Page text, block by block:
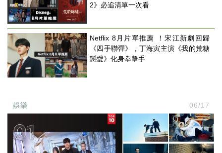
2》必追清單一次看
Netflix 8月片單推薦 ！宋江新劇回歸
《四手聯彈》，丁海寅主演《我的荒糖
戀愛》化身拳擊手
娛樂 06/17